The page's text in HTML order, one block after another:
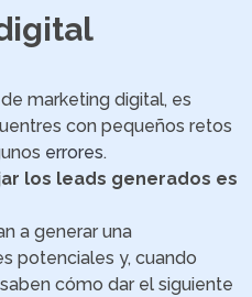
marketing digital, es
con pequeños retos
errores.
los leads generados es
a generar una
potenciales y, cuando
cómo dar el siguiente